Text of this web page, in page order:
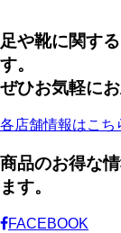
足や靴に関す
す。
ぜひお気軽に
各店舗情報はこち
商品のお得な
ます。
FACEBOOK